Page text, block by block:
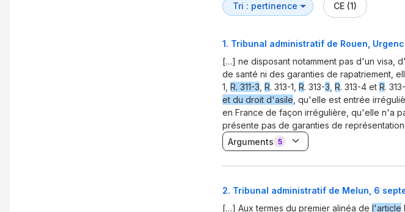
CE (1)
1. Tribunal administratif de Rouen,
[…] ne disposant notamment pas d'un visa,
de santé ni des garanties de rapatriement,
1, R. 311-3 R. 313-1, R. 313-3 R. 313-4 et R.
et du droit d'asile , qu'elle est entrée
en France de façon irrégulière, qu'elle n'a
présente pas de garanties de
Arguments 5
2. Tribunal administratif de Melun, 6
[…] Aux termes du premier alinéa de l'article